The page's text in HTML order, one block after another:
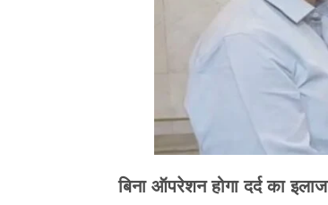
बिना ऑपरेशन होगा दर्द का इलाज